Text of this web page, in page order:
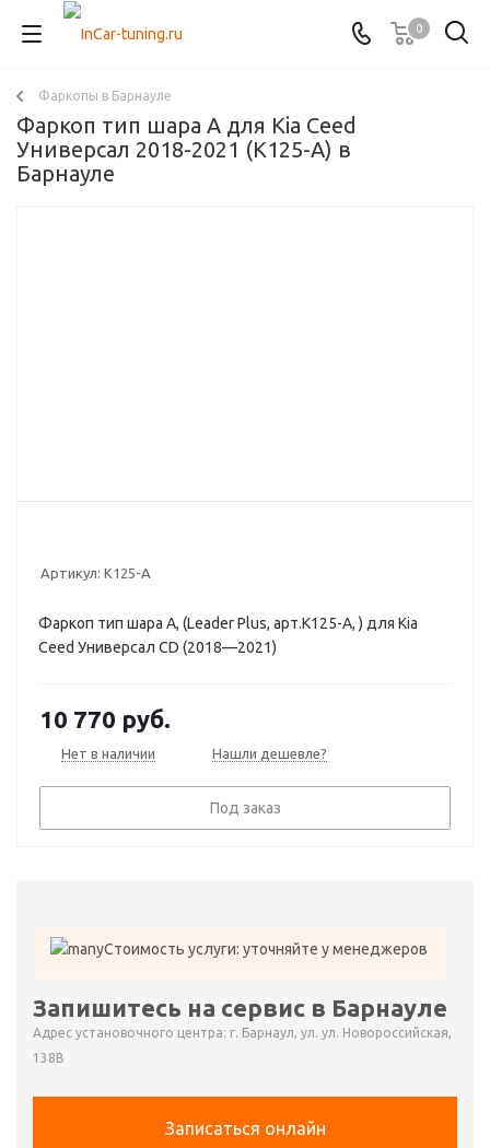
0
Фаркопы в Барнауле
Фаркоп тип шара A для Kia Ceed
Универсал 2018-2021 (K125-A) в
Барнауле
Артикул: K125-A
Фаркоп тип шара A, (Leader Plus, арт.K125-A, ) для Kia
Ceed Универсал CD (2018—2021)
10 770 руб.
Нет в наличии Нашли дешевле?
Под заказ
Стоимость услуги: уточняйте у менеджеров
Запишитесь на сервис в Барнауле
Адрес установочного центра: г. Барнаул, ул. ул. Новороссийская,
138В
Записаться онлайн